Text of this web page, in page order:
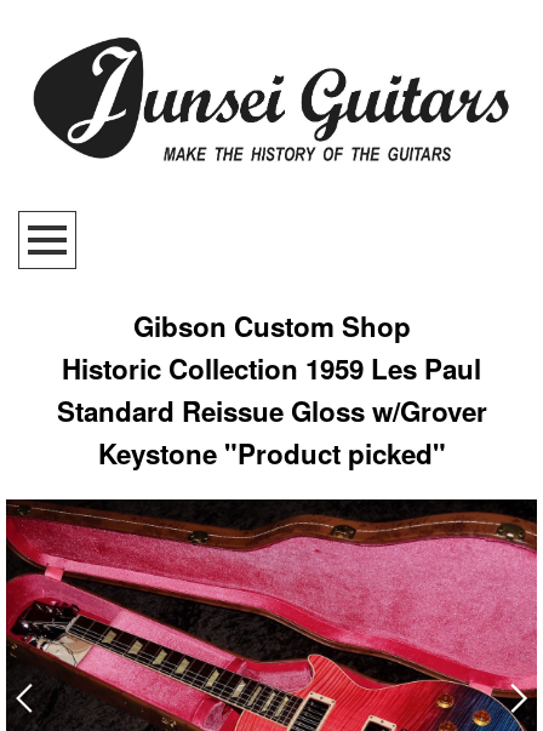
Gibson Custom Shop
Historic Collection 1959 Les Paul
Standard Reissue Gloss w/Grover
Keystone "Product picked"